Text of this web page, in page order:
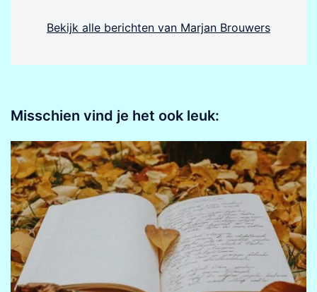
Bekijk alle berichten van Marjan Brouwers
Misschien vind je het ook leuk: